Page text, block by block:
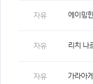
자유 에이밍
자유 리치 나
자유 가라아